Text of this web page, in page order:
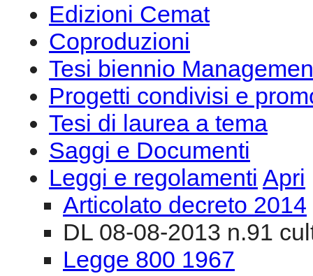
Edizioni Cemat
Coproduzioni
Tesi biennio
Progetti condivisi e
Tesi di laurea a tema
Saggi e Documenti
Leggi e regolamenti Apri
Articolato decreto 2014
DL 08-08-2013 n.91
Legge 800 1967